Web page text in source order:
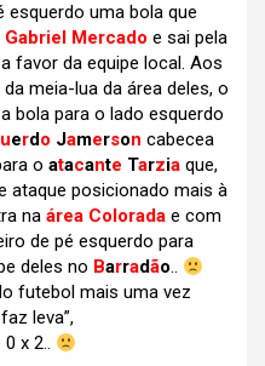
esquerdo uma bola que
Mercado e sai pela
favor da equipe local. Aos
meia-lua da área deles, o
bola para o lado esquerdo
uerdo Jamerson cabecea
o atacante Tarzia que,
ataque posicionado mais à
na área Colorada e com
de pé esquerdo para
deles no Barradão..
futebol mais uma vez
leva”,
x 2..